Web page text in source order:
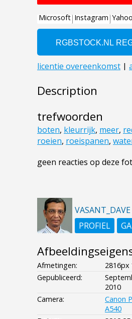
Description
trefwoorden
boten, kleurrijk, meer,
roeien, roeispanen,
geen reacties op deze
VASANT_DAVE
PROFIEL
Afmetingen:
2816px
Gepubliceerd:
2010
Camera:
Canon
A540